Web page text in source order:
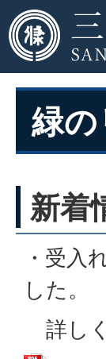
緑
新着
・受入
した。
詳し